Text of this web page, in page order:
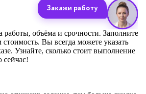
работы, объёма и срочности. Заполните
Вы всегда можете указать
Узнайте, сколько стоит выполнение
сейчас!